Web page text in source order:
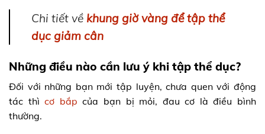
Chi tiết về khung giờ vàng để tập thể
dục giảm cân
Những điều nào cần lưu ý khi tập thể dục?
Đối với những bạn mới tập luyện, chưa quen với động
tác thìcơ bắp của bạn bị mỏi, đau cơ là điều bình
thường.